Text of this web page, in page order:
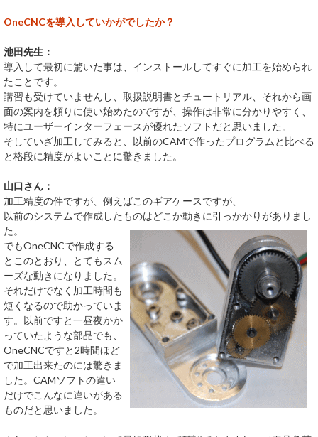
OneCNCを導入していかがでしたか？
池田先生：
導入して最初に驚いた事は、インストールしてすぐに加工を始められ
たことです。
講習も受けていませんし、取扱説明書とチュートリアル、それから画
面の案内を頼りに使い始めたのですが、操作は非常に分かりやすく、
特にユーザーインターフェースが優れたソフトだと思いました。
そしていざ加工してみると、以前のCAMで作ったプログラムと比べる
と格段に精度がよいことに驚きました。
山口さん：
加工精度の件ですが、例えばこのギアケースですが、
以前のシステムで作成したものはどこか動きに引っかかりがありまし
た。
でもOneCNCで作成する
とこのとおり、とてもスム
ーズな動きになりました。
それだけでなく加工時間も
短くなるので助かっていま
す。以前ですと一昼夜かか
っていたような部品でも、
OneCNCですと2時間ほど
で加工出来たのには驚きま
した。CAMソフトの違い
だけでこんなに違いがある
ものだと思いました。